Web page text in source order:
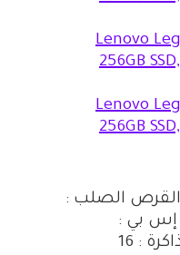
القرص الصلب :
اي 7 (الجيل العاشريو إس بي :
nullواجهة القرص الصلب : nullحجم الشاشة (انش) : nullقارئ بطاقة الذاكرة : لاحجم الذاكرة : 16